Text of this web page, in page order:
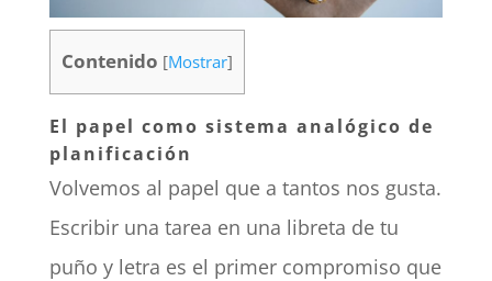
Contenido [Mostrar]
El papel como sistema analógico de
planificación
Volvemos al papel que a tantos nos gusta.
Escribir una tarea en una libreta de tu
puño y letra es el primer compromiso que